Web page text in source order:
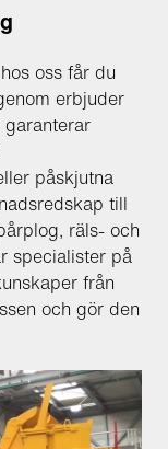
oss får du
erbjuder
påskjutna
till
räls- och
specialister på
från
och gör den